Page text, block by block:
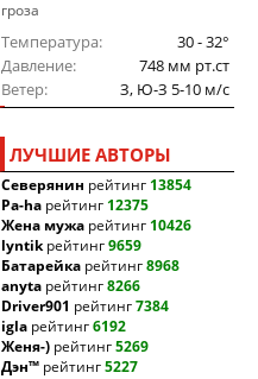
гроза
Температура
30 - 32°
Давление
748 мм рт.ст
Ветер
З, Ю-З 5-10 м/c
ЛУЧШИЕ АВТОРЫ
Северянин рейтинг 13854
Pa-ha рейтинг 12375
Жена мужа рейтинг 10426
lyntikрейтинг9659
Батарейка рейтинг8968
anyta рейтинг8266
Driver901 рейтинг7384
igla рейтинг6192
Женя-) рейтинг5269
Дэн™ рейтинг5227